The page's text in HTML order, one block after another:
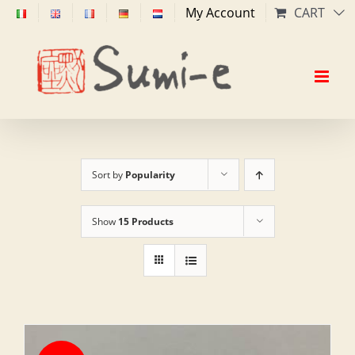
Skip
content
My Account CART
Sort by Popularity
Show 15 Products